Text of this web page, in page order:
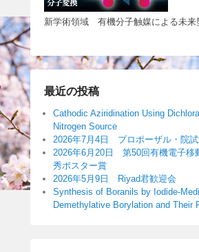
新学術領域 有機分子触媒による未来
最近の投稿
Cathodic Aziridination Using
Nitrogen Source
2026年7月4日 プロポーザル・院試
2026年6月20日 第50回有機電子移
秀ポスター賞
2026年5月9日 Riyad君歓迎会
Synthesis of Boranils by Iodide-
Demethylative Borylation and Their